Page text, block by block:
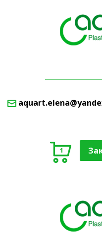
1